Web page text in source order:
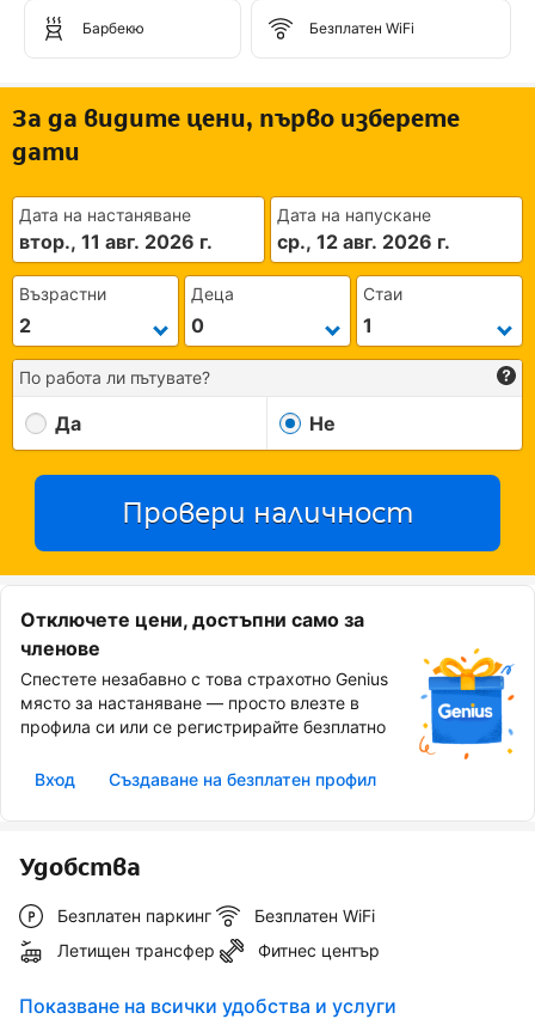
Барбекю Безплатен WiFi
За да видите цени, първо изберете
дати
Дата на настаняване
втор., 11 авг. 2026 г.
Дата на напускане
ср., 12 авг. 2026 г.
Възрастни Деца Стаи
По работа ли пътувате?
Да Не
Провери наличност
Отключете цени, достъпни само за
членове
Спестете незабавно с това страхотно Genius
място за настаняване — просто влезте в
профила си или се регистрирайте безплатно
Вход Създаване на безплатен профил
Удобства
Безплатен паркинг
Безплатен WiFi
Летищен трансфер
Фитнес център
Показване на всички удобства и услуги